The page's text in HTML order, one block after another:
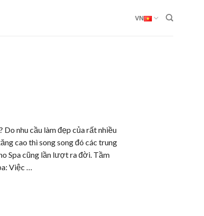
VN
Do nhu cầu làm đẹp của rất nhiều
cao thì song song đó các trung
Spa cũng lần lượt ra đời. Tầm
Việc …